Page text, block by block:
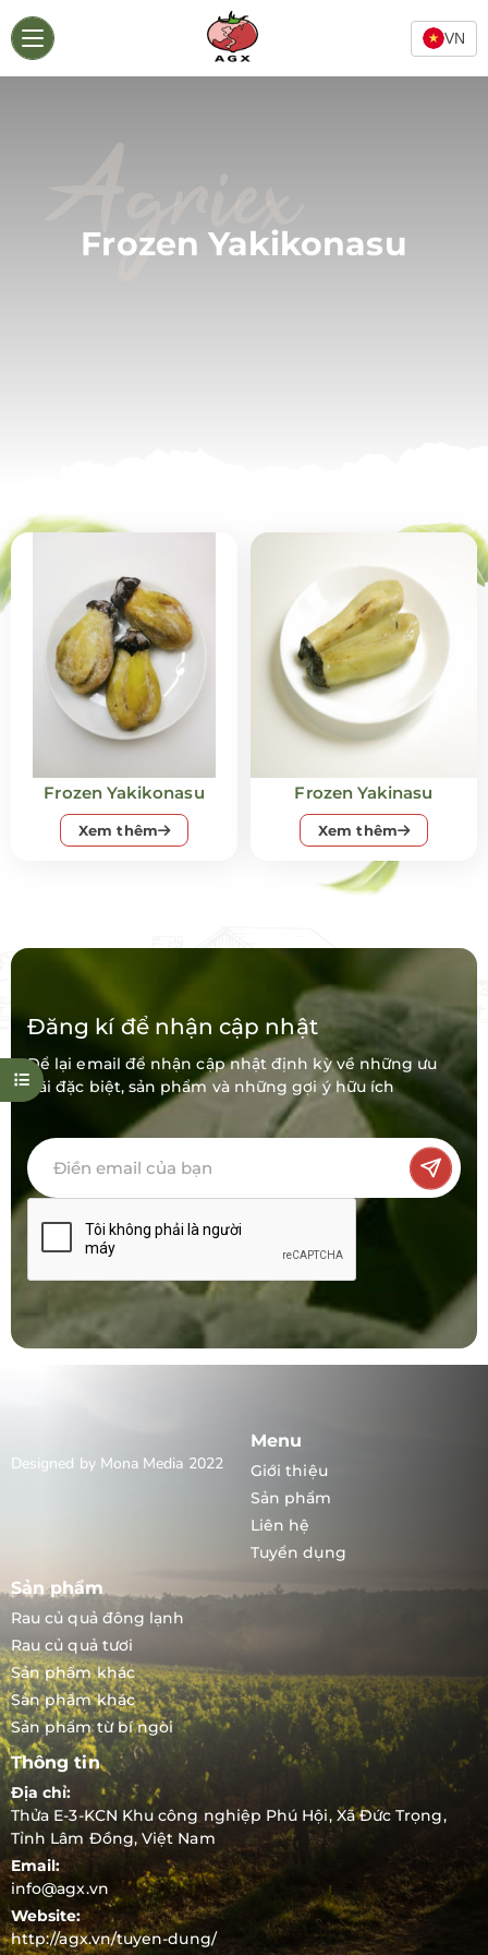
VN
Agriex
Frozen Yakikonasu
Frozen Yakikonasu
Xem thêm
Frozen Yakinasu
Xem thêm
Đăng kí để nhận cập nhật
Để lại email để nhận cập nhật định kỳ về những ưu
đãi đặc biệt, sản phẩm và những gợi ý hữu ích
Designed by Mona Media 2022
Menu
Giới thiệu
Sản phẩm
Liên hệ
Tuyển dụng
Sản phẩm
Rau củ quả đông lạnh
Rau củ quả tươi
Sản phẩm khác
Sản phẩm khác
Sản phẩm từ bí ngòi
Thông tin
Địa chỉ:
Thửa E-3-KCN Khu công nghiệp Phú Hội, Xã Đức Trọng,
Tỉnh Lâm Đồng, Việt Nam
Email:
info@agx.vn
Website:
http://agx.vn/tuyen-dung/